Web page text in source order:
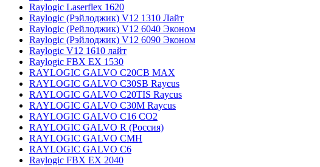
Raylogic Laserflex 1620
Raylogic (Рэйлоджик) V12 1310 Лайт
Raylogic (Рейлоджик) V12 6040 Эконом
Raylogic (Рэйлоджик) V12 6090 Эконом
Raylogic V12 1610 лайт
Raylogic FBX EX 1530
RAYLOGIC GALVO С20CB MAX
RAYLOGIC GALVO С30SB Raycus
RAYLOGIC GALVO C20TIS Raycus
RAYLOGIC GALVO С30M Raycus
RAYLOGIC GALVO С16 CO2
RAYLOGIC GALVO R (Россия)
RAYLOGIC GALVO CMH
RAYLOGIC GALVO С6
Raylogic FBX EX 2040